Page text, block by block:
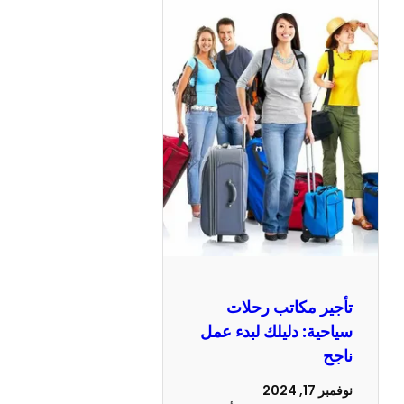
تأجير مكاتب رحلات
سياحية: دليلك لبدء عمل
ناجح
نوفمبر 17, 2024